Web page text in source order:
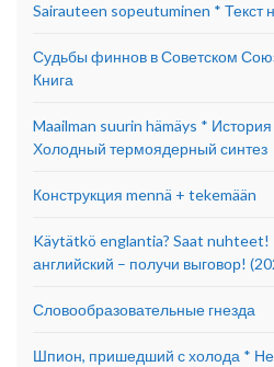
Sairauteen sopeutuminen * Текст
Судьбы финнов в Советском
Книга
Maailman suurin hämäys *
Холодный термоядерный синтез
Конструкция mennä + tekemään
Käytätkö englantia? Saat
английский – получи выговор!
Словообразовательные гнезда
Шпион, пришедший с холода *